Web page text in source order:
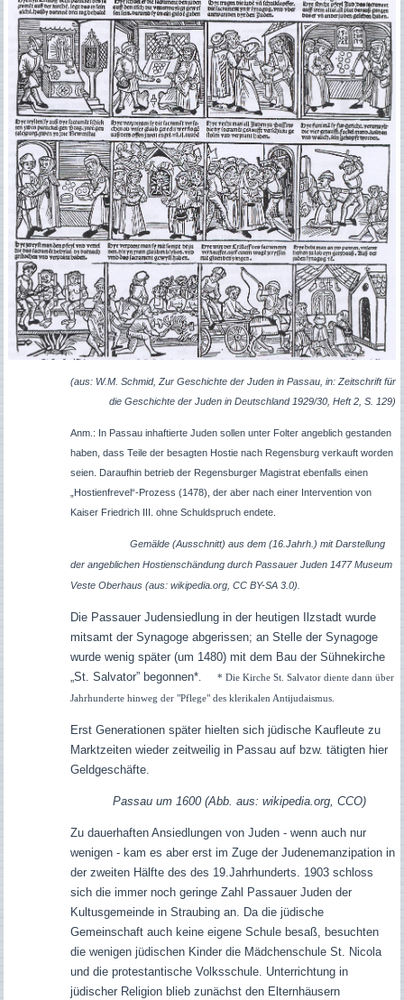
(aus: W.M. Schmid, Zur Geschichte der Juden in Passau, in: Zeitschrift für
die Geschichte der Juden in Deutschland 1929/30, Heft 2, S. 129)
Anm.: In Passau inhaftierte Juden sollen unter Folter angeblich gestanden
haben, dass Teile der besagten Hostie nach Regensburg verkauft worden
seien. Daraufhin betrieb der Regensburger Magistrat ebenfalls einen
„Hostienfrevel“-Prozess (1478), der aber nach einer Intervention von
Kaiser Friedrich III. ohne Schuldspruch endete.
Gemälde (Ausschnitt) aus dem (16.Jahrh.) mit Darstellung
der angeblichen Hostienschändung durch Passauer Juden 1477 Museum
Veste Oberhaus (aus: wikipedia.org, CC BY-SA 3.0).
Die Passauer Judensiedlung in der heutigen Ilzstadt wurde
mitsamt der Synagoge abgerissen; an Stelle der Synagoge
wurde wenig später (um 1480) mit dem Bau der Sühnekirche
„St. Salvator” begonnen*. * Die Kirche St. Salvator diente dann über
Jahrhunderte hinweg der "Pflege" des klerikalen Antijudaismus.
Erst Generationen später hielten sich jüdische Kaufleute zu
Marktzeiten wieder zeitweilig in Passau auf bzw. tätigten hier
Geldgeschäfte.
Passau um 1600 (Abb. aus: wikipedia.org, CCO)
Zu dauerhaften Ansiedlungen von Juden - wenn auch nur
wenigen - kam es aber erst im Zuge der Judenemanzipation in
der zweiten Hälfte des des 19.Jahrhunderts. 1903 schloss
sich die immer noch geringe Zahl Passauer Juden der
Kultusgemeinde in Straubing an. Da die jüdische
Gemeinschaft auch keine eigene Schule besaß, besuchten
die wenigen jüdischen Kinder die Mädchenschule St. Nicola
und die protestantische Volksschule. Unterrichtung in
jüdischer Religion blieb zunächst den Elternhäusern